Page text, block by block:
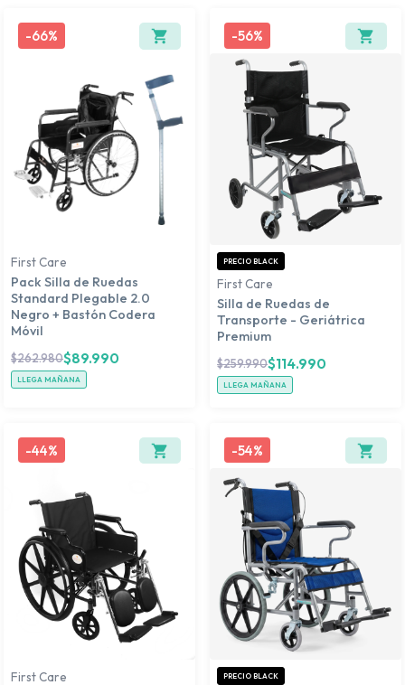
-66%
First Care
Pack Silla de Ruedas
Standard Plegable 2.0
Negro + Bastón Codera
Móvil
$262.980$89.990
LLEGA MAÑANA
-56%
PRECIO BLACK
First Care
Silla de Ruedas de
Transporte - Geriátrica
Premium
$259.990$114.990
LLEGA MAÑANA
-44%
First Care
-54%
PRECIO BLACK